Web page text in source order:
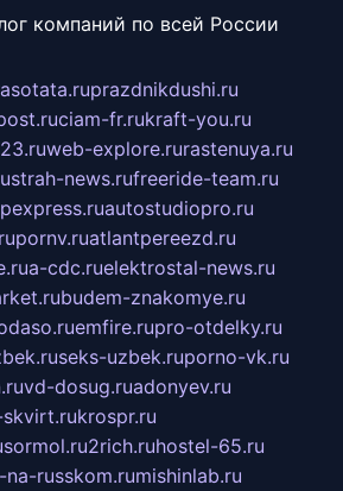
компаний по всей России
prazdnikdushi.ru
ciam-fr.rukraft-you.ru
web-explore.rurastenuya.ru
strah-news.rufreeride-team.ru
autostudiopro.ru
pornv.ruatlantpereezd.ru
a-cdc.ruelektrostal-news.ru
budem-znakomye.ru
emfire.rupro-otdelky.ru
seks-uzbek.ruporno-vk.ru
vd-dosug.ruadonyev.ru
krospr.ru
sormol.ru2rich.ruhostel-65.ru
russkom.rumishinlab.ru